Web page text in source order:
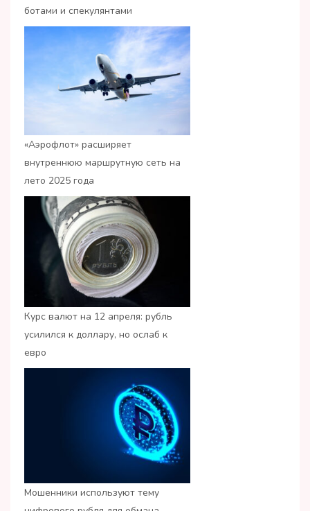
ботами и спекулянтами
«Аэрофлот» расширяет
внутреннюю маршрутную сеть на
лето 2025 года
Курс валют на 12 апреля: рубль
усилился к доллару, но ослаб к
евро
Мошенники используют тему